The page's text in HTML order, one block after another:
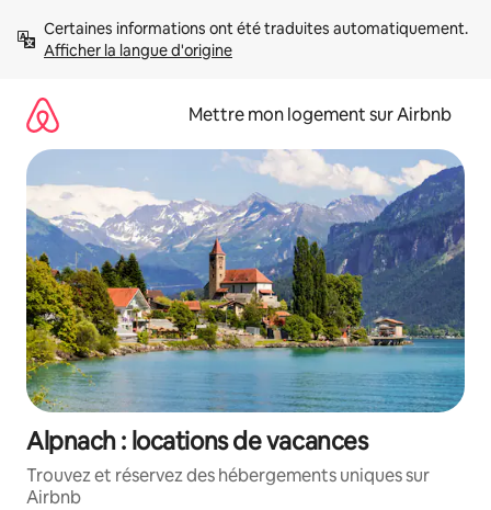
directement
Afficher la langue d'origine
Mettre mon logement sur Airbnb
Alpnach : locations de vacances
Trouvez et réservez des hébergements uniques sur
Airbnb